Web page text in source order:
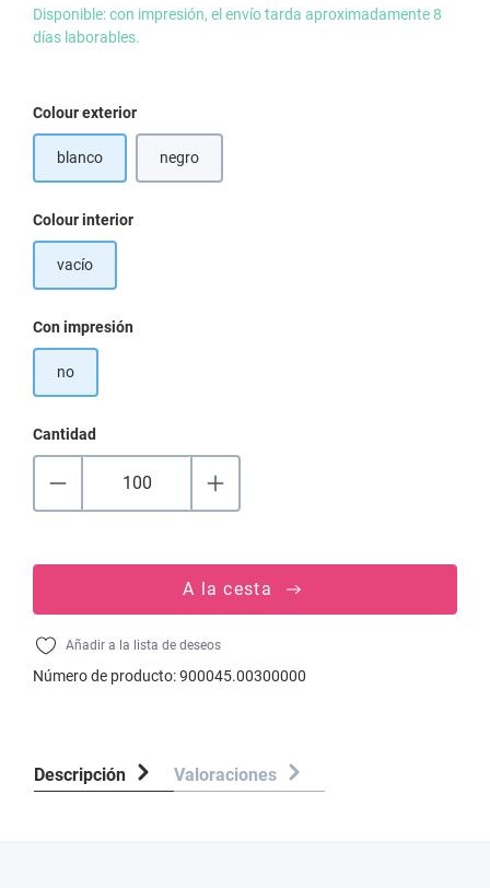
Disponible: con impresión, el envío tarda aproximadamente 8
días laborables.
Seleccione
Colour exterior
blanco negro
Seleccione
Colour interior
vacío
Seleccione
Con impresión
no
Cantidad
A la cesta
Añadir a la lista de deseos
Número de producto:900045.00300000
Descripción Valoraciones